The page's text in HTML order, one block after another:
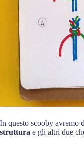
In questo scooby avremo
struttura e gli altri due